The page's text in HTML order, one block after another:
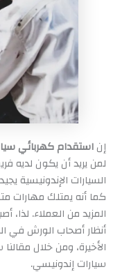
إناستقدام كهربائي
لمن يريد أن يكون لديه
السيارات الإندونيسية
كما أنه يمتلك مهارات
المزيد من العملاء. لذا،
أنظار أصحاب الورش في
الأخيرة، ومن خلال
سيارات إندونيسي.